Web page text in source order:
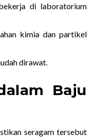
di laboratorium
kimia dan partikel
dirawat.
Baju
seragam tersebut